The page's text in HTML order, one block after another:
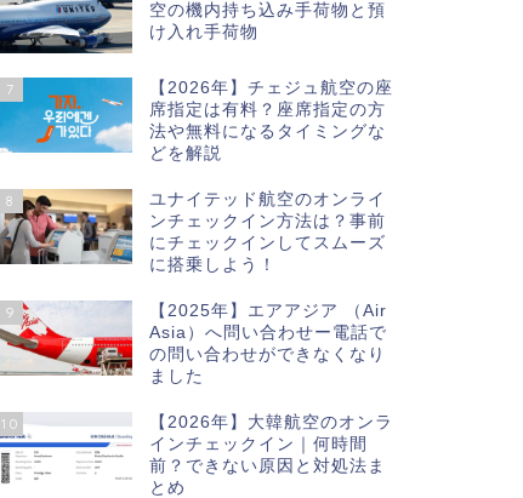
空の機内持ち込み手荷物と預
け入れ手荷物
7
【2026年】チェジュ航空の座
席指定は有料？座席指定の方
法や無料になるタイミングな
どを解説
8
ユナイテッド航空のオンライ
ンチェックイン方法は？事前
にチェックインしてスムーズ
に搭乗しよう！
9
【2025年】エアアジア （Air
Asia）へ問い合わせー電話で
の問い合わせができなくなり
ました
10
【2026年】大韓航空のオンラ
インチェックイン｜何時間
前？できない原因と対処法ま
とめ